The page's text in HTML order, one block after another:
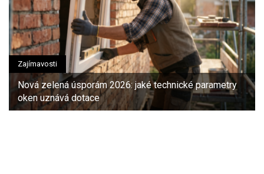
Zajímavosti
Nová zelená úsporám 2026: jaké technické parametry
oken uznává dotace